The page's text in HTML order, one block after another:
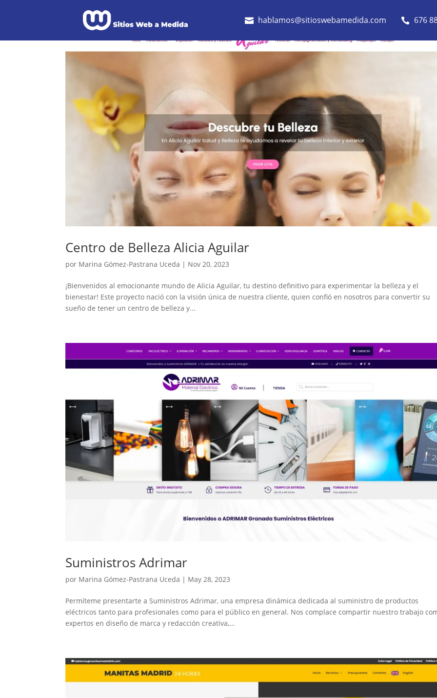
 hablamos@sitioswebamedida.com  676
Centro de Belleza Alicia Aguilar
por Marina Gómez-Pastrana Uceda | Nov 20, 2023
¡Bienvenidos al emocionante mundo de Alicia Aguilar, tu destino definitivo para experimentar la belleza y el
bienestar! Este proyecto nació con la visión única de nuestra cliente, quien confió en nosotros para convertir su
sueño de tener un centro de belleza y...
Suministros Adrimar
por Marina Gómez-Pastrana Uceda | May 28, 2023
Permíteme presentarte a Suministros Adrimar, una empresa dinámica dedicada al suministro de productos
eléctricos tanto para profesionales como para el público en general. Nos complace compartir nuestro trabajo
expertos en diseño de marca y redacción creativa,...